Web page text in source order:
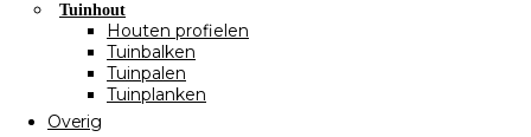
Tuinhout
Houten profielen
Tuinbalken
Tuinpalen
Tuinplanken
Overig